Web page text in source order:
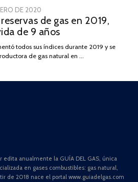
DE 2020
DE
JULIO
2025
de gas en 2019,
de 9 años
todos sus índices durante 2019 y se
de gas natural en …
edita anualmente la GUÍA DEL GAS, única
en gases combustibles: gas natural,
de 2018 nace el portal www.guiadelgas.com